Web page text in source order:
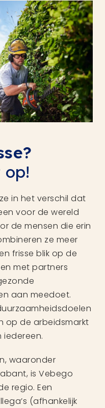
in het verschil dat
voor de wereld
de mensen die erin
ze meer
frisse blik op de
met partners
aan meedoet.
op de arbeidsmarkt
waaronder
is Vebego
regio. Een
(afhankelijk